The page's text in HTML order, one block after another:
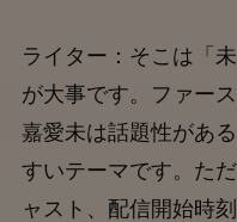
ライター：そこは「
が大事です。ファー
嘉愛未は話題性があ
すいテーマです。た
ャスト、配信開始時